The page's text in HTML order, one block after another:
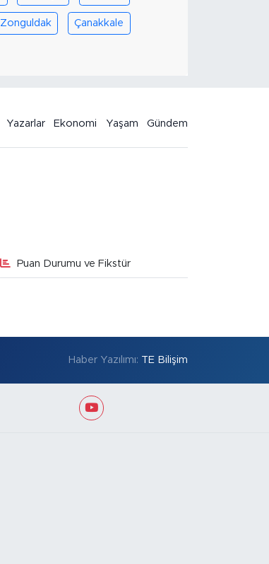
Zonguldak Çanakkale
Yazarlar Ekonomi Yaşam Gündem
Puan Durumu ve Fikstür
Haber Yazılımı: TE Bilişim